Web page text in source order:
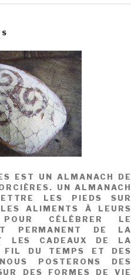
EST UN ALMANACH DE
UN ALMANACH
LES PIEDS SUR
ALIMENTS À LEURS
POUR CÉLÉBRER LE
PERMANENT DE LA
LES CADEAUX DE LA
FIL DU TEMPS ET DES
POSTERONS DES
DES FORMES DE VIE